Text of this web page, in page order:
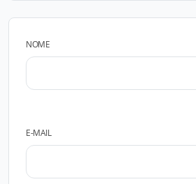
NOME
E-MAIL